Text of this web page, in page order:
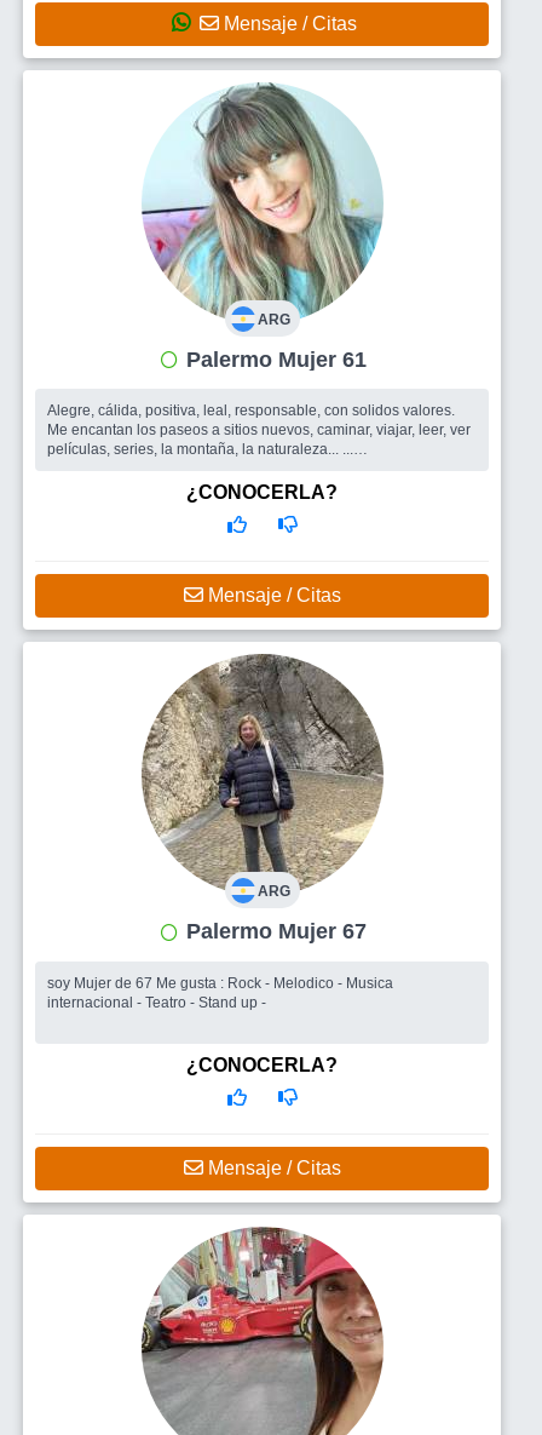
Mensaje / Citas
ARG
Palermo Mujer 61
Alegre, cálida, positiva, leal, responsable, con solidos valores.
Me encantan los paseos a sitios nuevos, caminar, viajar, leer, ver
películas, series, la montaña, la naturaleza... ...
tenga claro lo que quiere. Creo en la pareja, en que la vida de a
dos es mejor, en la armonía, en vínculos sanos, inteligentes y
¿CONOCERLA?
Mensaje / Citas
ARG
Palermo Mujer 67
soy Mujer de 67 Me gusta : Rock - Melodico - Musica
internacional - Teatro - Stand up -
¿CONOCERLA?
Mensaje / Citas